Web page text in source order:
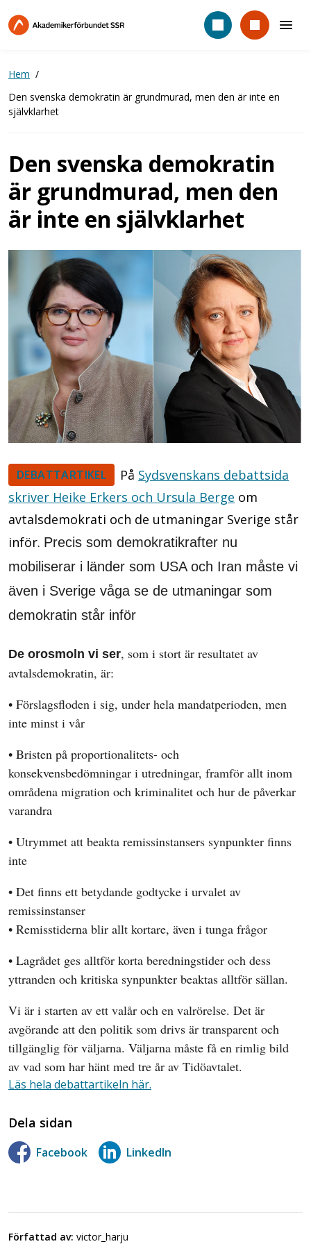
till
Hem
Den svenska demokratin är grundmurad, men den är inte en
självklarhet
Den svenska demokratin
är grundmurad, men den
är inte en självklarhet
DEBATTARTIKEL På Sydsvenskans debattsida
skriver Heike Erkers och Ursula Berge om
avtalsdemokrati och de utmaningar Sverige står
inför. Precis som demokratikrafter nu
mobiliserar i länder som USA och Iran måste vi
även i Sverige våga se de utmaningar som
demokratin står inför
De orosmoln vi ser, som i stort är resultatet av
avtalsdemokratin, är:
• Förslagsfloden i sig, under hela mandatperioden, men
inte minst i vår
• Bristen på proportionalitets- och
konsekvensbedömningar i utredningar, framför allt inom
områdena migration och kriminalitet och hur de påverkar
varandra
• Utrymmet att beakta remissinstansers synpunkter finns
inte
• Det finns ett betydande godtycke i urvalet av
remissinstanser
• Remisstiderna blir allt kortare, även i tunga frågor
• Lagrådet ges alltför korta beredningstider och dess
yttranden och kritiska synpunkter beaktas alltför sällan.
Vi är i starten av ett valår och en valrörelse. Det är
avgörande att den politik som drivs är transparent och
tillgänglig för väljarna. Väljarna måste få en rimlig bild
av vad som har hänt med tre år av Tidöavtalet.
Läs hela debattartikeln här.
Dela sidan
Facebook LinkedIn
Författad av: victor_harju